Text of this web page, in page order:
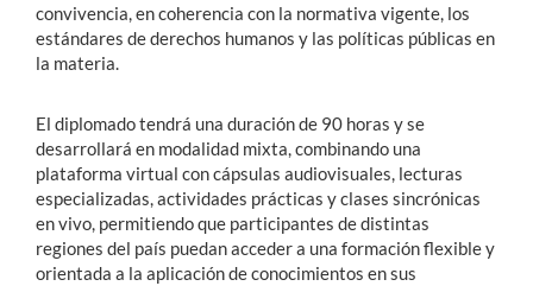
convivencia, en coherencia con la normativa vigente, los
estándares de derechos humanos y las políticas públicas en
la materia.
El diplomado tendrá una duración de 90 horas y se
desarrollará en modalidad mixta, combinando una
plataforma virtual con cápsulas audiovisuales, lecturas
especializadas, actividades prácticas y clases sincrónicas
en vivo, permitiendo que participantes de distintas
regiones del país puedan acceder a una formación flexible y
orientada a la aplicación de conocimientos en sus